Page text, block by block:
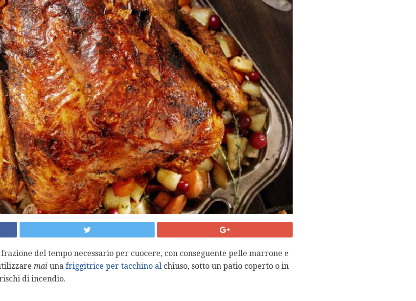
del tempo necessario per cuocere, con conseguente pelle marrone e
mai una friggitrice per tacchino al chiuso, sotto un patio coperto o in
di incendio.